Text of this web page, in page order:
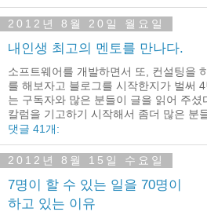
2012년 8월 20일 월요일
내인생 최고의 멘토를 만나다.
소프트웨어를 개발하면서 또, 컨설팅을
를 해보자고 블로그를 시작한지가 벌써
는 구독자와 많은 분들이 글을 읽어 주
칼럼을 기고하기 시작해서 좀더 많은 분
댓글 41개:
2012년 8월 15일 수요일
7명이 할 수 있는 일을 70명이
하고 있는 이유